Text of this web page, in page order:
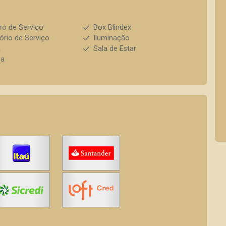
de Serviço
Box Blindex
de Serviço
Iluminação
Sala de Estar